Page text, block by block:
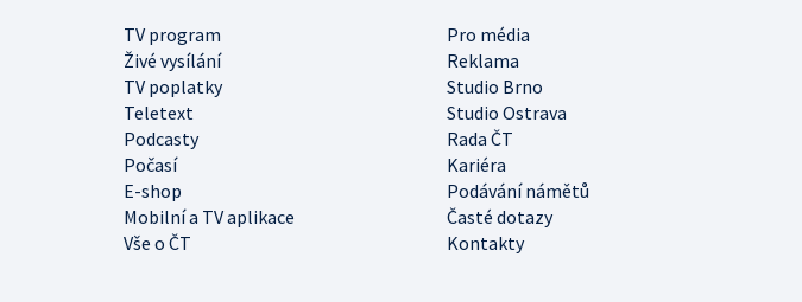
TV program
Pro média
Živé vysílání
Reklama
TV poplatky
Studio Brno
Teletext
Studio Ostrava
Podcasty
Rada ČT
Počasí
Kariéra
E-shop
Podávání námětů
Mobilní a TV aplikace
Časté dotazy
Vše o ČT
Kontakty